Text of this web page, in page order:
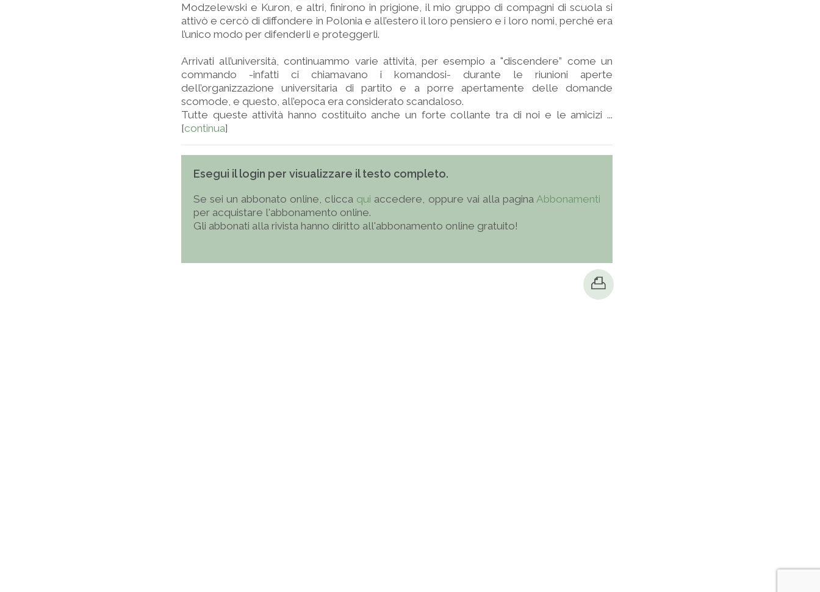
Modzelewski e Kuron, e altri, finirono in prigione, il mio gruppo di compagni di scuola si
attivò e cercò di diffondere in Polonia e all’estero il loro pensiero e i loro nomi, perché era
l’unico modo per difenderli e proteggerli.
Arrivati all’università, continuammo varie attività, per esempio a "discendere” come un
commando -infatti ci chiamavano i komandosi- durante le riunioni aperte
dell’organizzazione universitaria di partito e a porre apertamente delle domande
scomode, e questo, all’epoca era considerato scandaloso.
Tutte queste attività hanno costituito anche un forte collante tra di noi e le amicizi ...
[continua]
Esegui il login per visualizzare il testo completo.
Se sei un abbonato online, clicca qui accedere, oppure vai alla pagina Abbonamenti
per acquistare l'abbonamento online.
Gli abbonati alla rivista hanno diritto all'abbonamento online gratuito!